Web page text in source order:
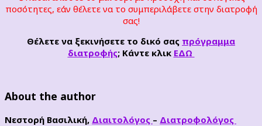
ποσότητες, εάν θέλετε να το συμπεριλάβετε στην διατροφή
σας!
Θέλετε να ξεκινήσετε το δικό σας πρόγραμμα
διατροφής; Κάντε κλικ ΕΔΩ
About the author
Νεστορή Βασιλική, Διαιτολόγος – Διατροφολόγος